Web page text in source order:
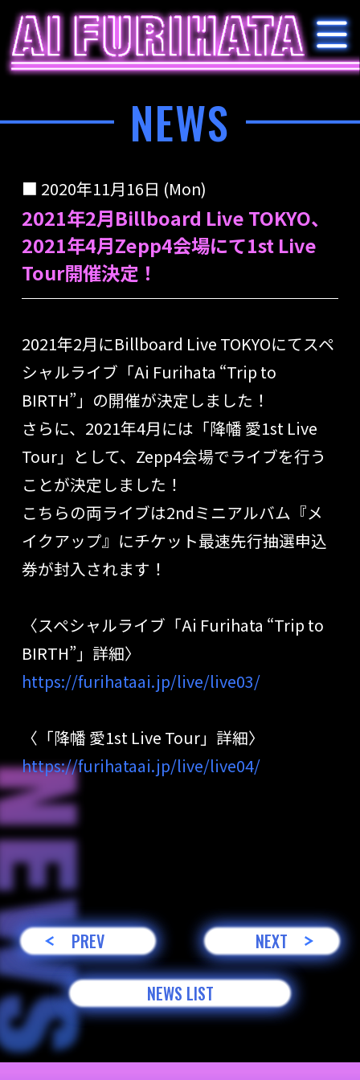
NEWS
2020年11月16日 (Mon)
2021年2月Billboard Live TOKYO、
2021年4月Zepp4会場にて1st Live
Tour開催決定！
2021年2月にBillboard Live TOKYOにてスペ
シャルライブ「Ai Furihata “Trip to
BIRTH”」の開催が決定しました！
さらに、2021年4月には「降幡 愛1st Live
Tour」として、Zepp4会場でライブを行う
ことが決定しました！
こちらの両ライブは2ndミニアルバム『メ
イクアップ』にチケット最速先行抽選申込
券が封入されます！
〈スペシャルライブ「Ai Furihata “Trip to
BIRTH”」詳細〉
https://furihataai.jp/live/live03/
〈「降幡 愛1st Live Tour」詳細〉
https://furihataai.jp/live/live04/
PREV
NEWS LIST
NEXT